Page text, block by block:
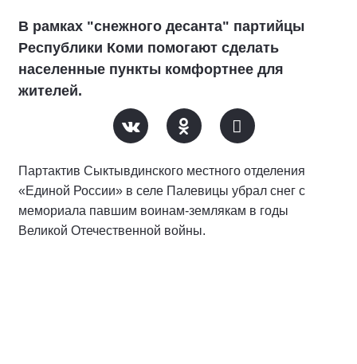
В рамках "снежного десанта" партийцы
Республики Коми помогают сделать
населенные пункты комфортнее для
жителей.
Партактив Сыктывдинского местного отделения
«Единой России» в селе Палевицы убрал снег с
мемориала павшим воинам-землякам в годы
Великой Отечественной войны.